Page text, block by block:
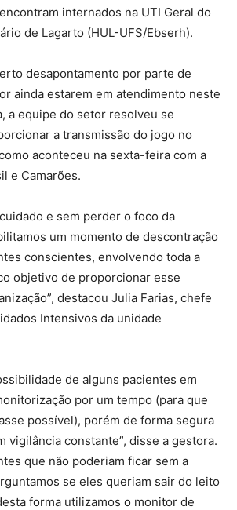
internados na UTI Geral do
de Lagarto (HUL-UFS/Ebserh).
desapontamento por parte de
ainda estarem em atendimento neste
a equipe do setor resolveu se
a transmissão do jogo no
aconteceu na sexta-feira com a
e Camarões.
e sem perder o foco da
um momento de descontração
conscientes, envolvendo toda a
objetivo de proporcionar esse
destacou Julia Farias, chefe
Intensivos da unidade
de alguns pacientes em
por um tempo (para que
possível), porém de forma segura
vigilância constante”, disse a gestora.
que não poderiam ficar sem a
se eles queriam sair do leito
forma utilizamos o monitor de